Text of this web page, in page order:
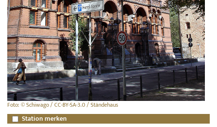
Foto: © Schiwago / CC-BY-SA-3.0 / Ständehaus
Station merken